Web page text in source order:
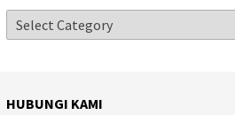
HUBUNGI KAMI